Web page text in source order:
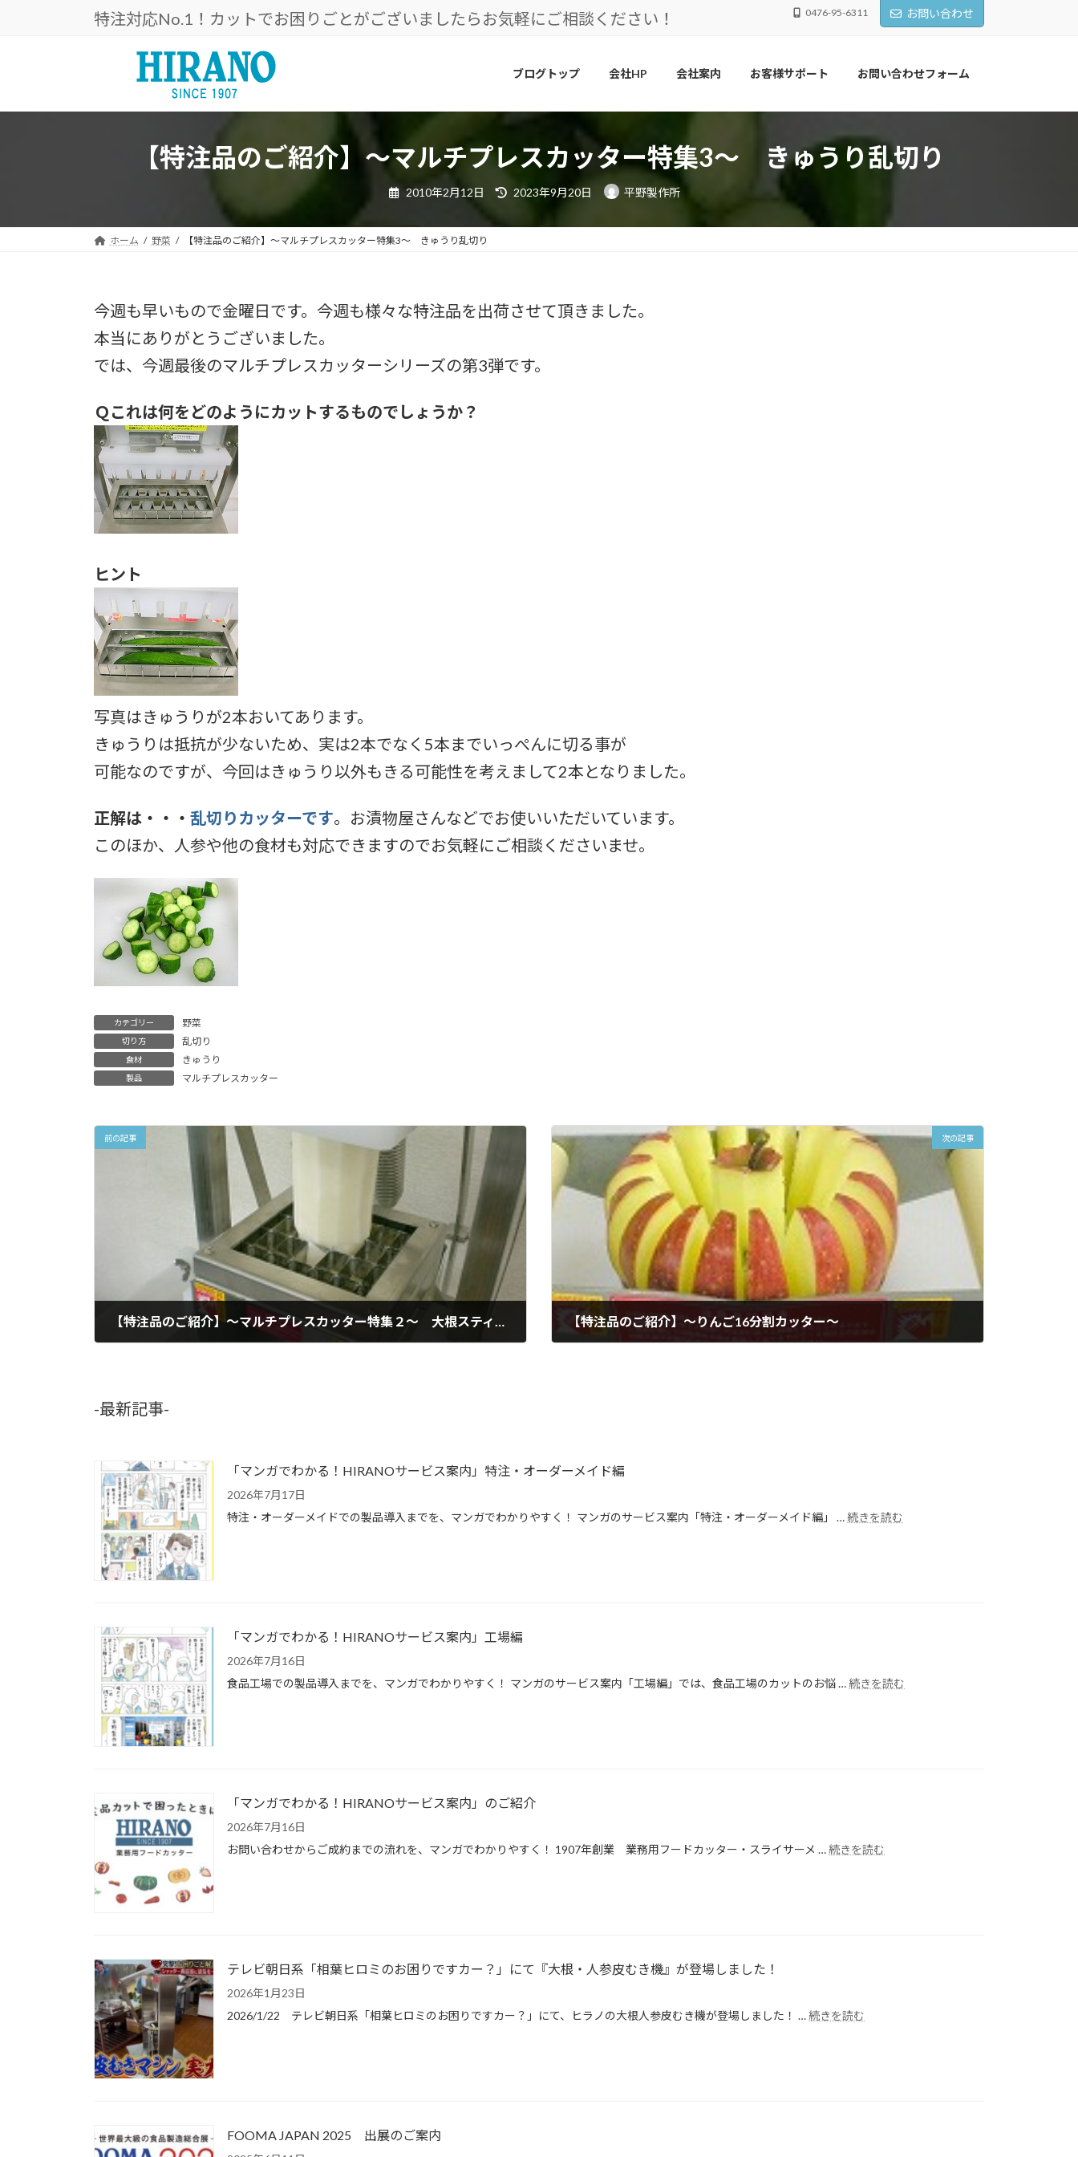
特注対応No.1！カットでお困りごとがございましたらお気軽にご相談ください！ 0476-95-6311 お問い合わせ
ブログトップ 会社HP 会社案内 お客様サポート お問い合わせフォーム
【特注品のご紹介】～マルチプレスカッター特集3～ きゅうり乱切り
2010年2月12日
最
終
日
2023年9月20日 平野製作所
ホーム 野菜 【特注品のご紹介】～マルチプレスカッター特集3～ きゅうり乱切り
今週も早いもので金曜日です。今週も様々な特注品を出荷させて頂きました。
本当にありがとうございました。
では、今週最後のマルチプレスカッターシリーズの第3弾です。
Ｑこれは何をどのようにカットするものでしょうか？
ヒント
写真はきゅうりが2本おいてあります。
きゅうりは抵抗が少ないため、実は2本でなく5本までいっぺんに切る事が
可能なのですが、今回はきゅうり以外もきる可能性を考えまして2本となりました。
正解は・・・ 乱切りカッターです。お漬物屋さんなどでお使いいただいています。
このほか、人参や他の食材も対応できますのでお気軽にご相談くださいませ。
カテゴリー 野菜
切り方 乱切り
食材 きゅうり
製品 マルチプレスカッター
前の記事
【特注品のご紹介】～マルチプレスカッター特集２～ 大根スティック
次の記事
【特注品のご紹介】～りんご16分割カッター～
-最新記事-
「マンガでわかる！HIRANOサービス案内」特注・オーダーメイド編
2026年7月17日
特注・オーダーメイドでの製品導入までを、マンガでわかりやすく！ マンガのサービス案内「特注・オーダーメイド編」 …続きを読む
「マンガでわかる！HIRANOサービス案内」工場編
2026年7月16日
食品工場での製品導入までを、マンガでわかりやすく！ マンガのサービス案内「工場編」では、食品工場のカットのお悩 …続きを読む
「マンガでわかる！HIRANOサービス案内」のご紹介
2026年7月16日
お問い合わせからご成約までの流れを、マンガでわかりやすく！ 1907年創業 業務用フードカッター・スライサーメ …続きを読む
テレビ朝日系「相葉ヒロミのお困りですカー？」にて『大根・人参皮むき機』が登場しました！
2026年1月23日
2026/1/22 テレビ朝日系「相葉ヒロミのお困りですカー？」にて、ヒラノの大根人参皮むき機が登場しました！ …続きを読む
FOOMA JAPAN 2025 出展のご案内